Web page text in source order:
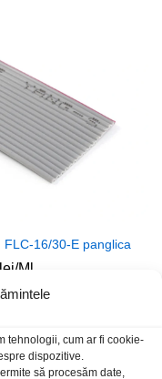
tehnologii, cum ar fi cookie-
dispozitive.
să procesăm date,
FLC-16/30-E panglica
lei/Ml